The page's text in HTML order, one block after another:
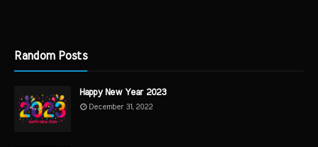
Random Posts
Happy New Year 2023
December 31, 2022